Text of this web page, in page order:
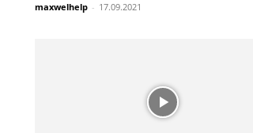
maxwelhelp - 17.09.2021